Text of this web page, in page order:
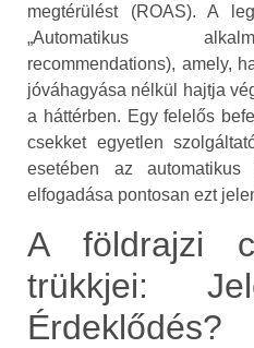
megtérülést (ROAS). A
„Automatikus
recommendations), amely,
jóváhagyása nélkül hajtja
a háttérben. Egy felelős
csekket egyetlen
esetében az automatikus
elfogadása pontosan ezt
A földrajzi
trükkjei:
Érdeklődés?